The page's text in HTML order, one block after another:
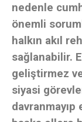
nedenle
önemli
halkın akıl
sağlanabilir.
geliştirmez
siyasi